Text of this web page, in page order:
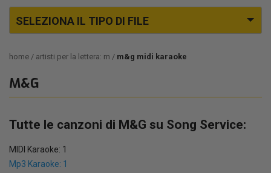
SELEZIONA IL TIPO DI FILE
home artisti per la lettera: m m&g midi karaoke
M&G
Tutte le canzoni di M&G su Song Service:
MIDI Karaoke: 1
Mp3 Karaoke: 1